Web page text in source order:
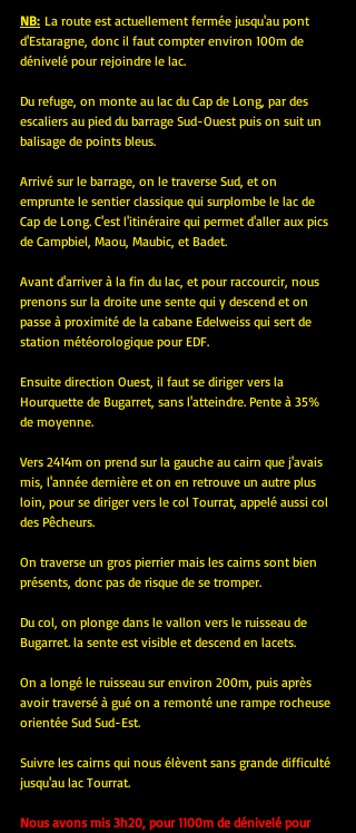
NB: La route est actuellement fermée jusqu'au pont
d'Estaragne, donc il faut compter environ 100m de
dénivelé pour rejoindre le lac.
Du refuge, on monte au lac du Cap de Long, par des
escaliers au pied du barrage Sud-Ouest puis on suit un
balisage de points bleus.
Arrivé sur le barrage, on le traverse Sud, et on
emprunte le sentier classique qui surplombe le lac de
Cap de Long. C'est l'itinéraire qui permet d'aller aux pics
de Campbiel, Maou, Maubic, et Badet.
Avant d'arriver à la fin du lac, et pour raccourcir, nous
prenons sur la droite une sente qui y descend et on
passe à proximité de la cabane Edelweiss qui sert de
station météorologique pour EDF.
Ensuite direction Ouest, il faut se diriger vers la
Hourquette de Bugarret, sans l'atteindre. Pente à 35%
de moyenne.
Vers 2414m on prend sur la gauche au cairn que j'avais
mis, l'année dernière et on en retrouve un autre plus
loin, pour se diriger vers le col Tourrat, appelé aussi col
des Pêcheurs.
On traverse un gros pierrier mais les cairns sont bien
présents, donc pas de risque de se tromper.
Du col, on plonge dans le vallon vers le ruisseau de
Bugarret. la sente est visible et descend en lacets.
On a longé le ruisseau sur environ 200m, puis après
avoir traversé à gué on a remonté une rampe rocheuse
orientée Sud Sud-Est.
Suivre les cairns qui nous élèvent sans grande difficulté
jusqu'au lac Tourrat.
Nous avons mis 3h20, pour 1100m de dénivelé pour